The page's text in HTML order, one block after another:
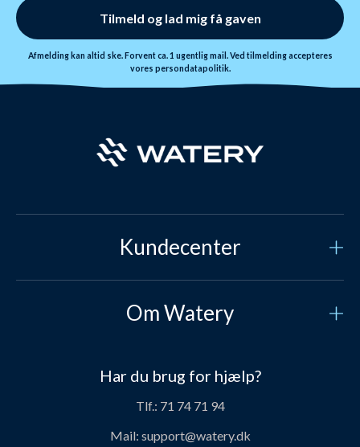
Tilmeld og lad mig få gaven
Afmelding kan altid ske. Forvent ca. 1 ugentlig mail. Ved tilmelding accepteres
vores persondatapolitik.
Kundecenter
Kontakt os
Om Watery
Har du brug for hjælp?
Tlf.: 71 74 71 94
Mail: support@watery.dk